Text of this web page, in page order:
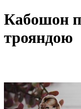
Кабошон
трояндою